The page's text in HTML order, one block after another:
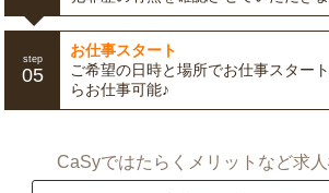
step
05
お仕事スタート
ご希望の日時と場所でお仕事スター
らお仕事可能♪
CaSyではたらくメリットなど求